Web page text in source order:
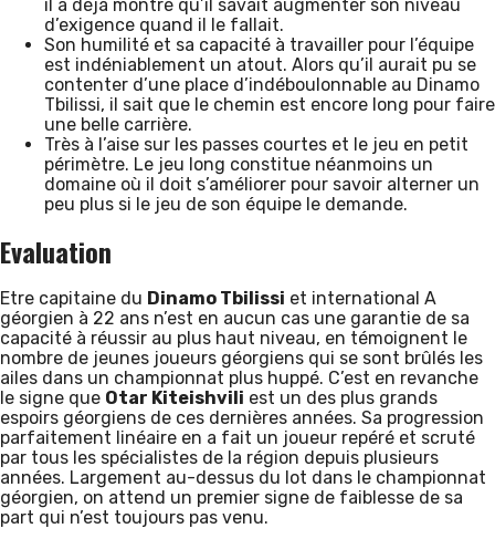
il a déjà montré qu’il savait augmenter son niveau
d’exigence quand il le fallait.
Son humilité et sa capacité à travailler pour l’équipe
est indéniablement un atout. Alors qu’il aurait pu se
contenter d’une place d’indéboulonnable au Dinamo
Tbilissi, il sait que le chemin est encore long pour faire
une belle carrière.
Très à l’aise sur les passes courtes et le jeu en petit
périmètre. Le jeu long constitue néanmoins un
domaine où il doit s’améliorer pour savoir alterner un
peu plus si le jeu de son équipe le demande.
Evaluation
Etre capitaine du Dinamo Tbilissi et international A
géorgien à 22 ans n’est en aucun cas une garantie de sa
capacité à réussir au plus haut niveau, en témoignent le
nombre de jeunes joueurs géorgiens qui se sont brûlés les
ailes dans un championnat plus huppé. C’est en revanche
le signe que Otar Kiteishvili est un des plus grands
espoirs géorgiens de ces dernières années. Sa progression
parfaitement linéaire en a fait un joueur repéré et scruté
par tous les spécialistes de la région depuis plusieurs
années. Largement au-dessus du lot dans le championnat
géorgien, on attend un premier signe de faiblesse de sa
part qui n’est toujours pas venu.